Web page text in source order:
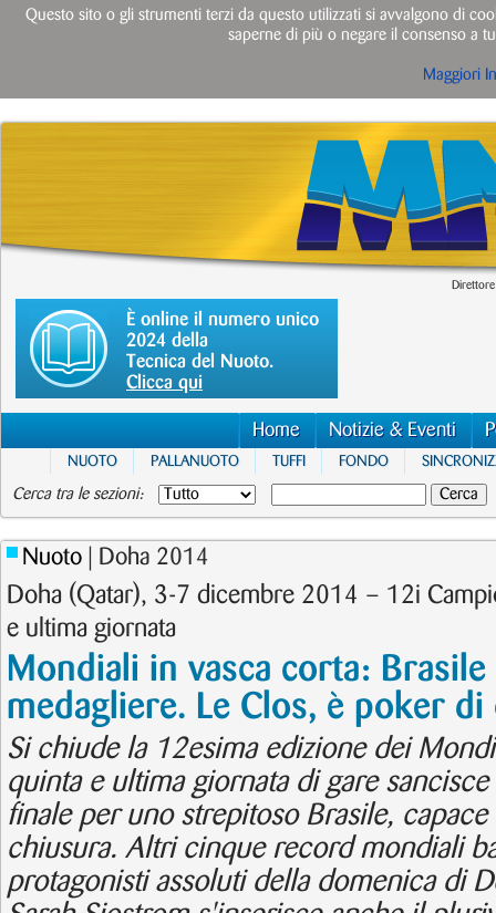
È online il numero unico
2024 della
Tecnica del Nuoto.
Clicca qui
Home Notizie & Eventi
NUOTO PALLANUOTO TUFFI FONDO
Cerca tra le sezioni:
Nuoto | Doha 2014
Doha (Qatar), 3-7 dicembre 2014 – 12i
e ultima giornata
Mondiali in vasca corta:
medagliere. Le Clos, è poker di
Si chiude la 12esima edizione dei
quinta e ultima giornata di gare
finale per uno strepitoso Brasile,
chiusura. Altri cinque record mondiali
protagonisti assoluti della domenica di
Questo sito o gli strumenti terzi da questo utilizzati si avvalgono di
saperne di più o negare il consenso a
Maggiori